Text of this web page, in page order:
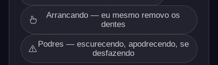
Arrancando — eu mesmo removo os
dentes
Podres — escurecendo, apodrecendo, se
desfazendo